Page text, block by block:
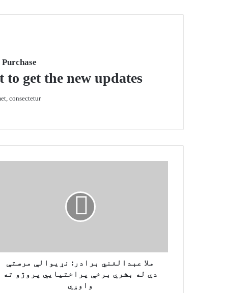
get the new updates!
consectetur.
غ
ملا عبدالغني برادر: نړیوالې مرستې
دې له بشري برخې پراختیايي پروژو ته
واوړي